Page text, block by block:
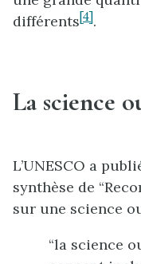
différents[4].
La science
L’UNESCO a
synthèse de
sur une science
“la science